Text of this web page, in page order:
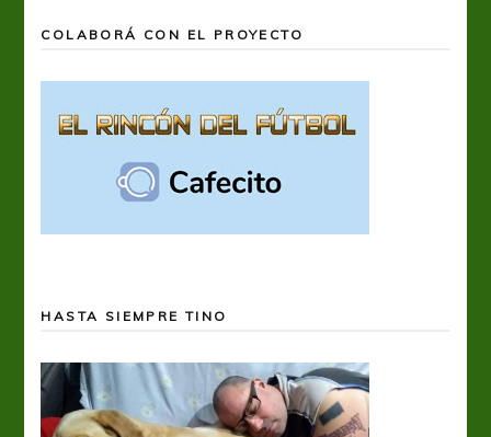
COLABORÁ CON EL PROYECTO
HASTA SIEMPRE TINO